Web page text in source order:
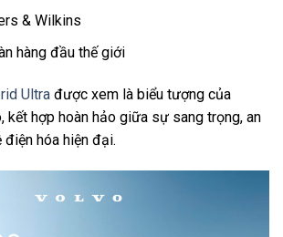
& Wilkins
hàng đầu thế giới
Ultra được xem là biểu tượng của
kết hợp hoàn hảo giữa sự sang trọng, an
điện hóa hiện đại.